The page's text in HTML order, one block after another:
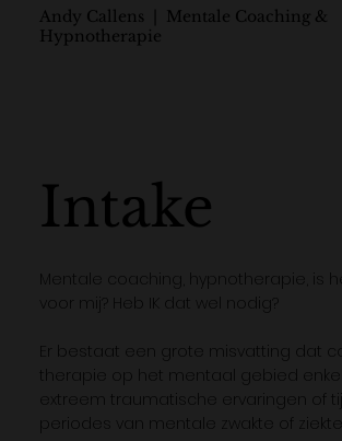
Andy Callens | Mentale Coaching &
Hypnotherapie
Intake
Mentale coaching, hypnotherapie, is
voor mij? Heb IK dat wel nodig?
Er bestaat een grote misvatting dat
therapie op het mentaal gebied
extreem traumatische ervaringen of
periodes van mentale zwakte of ziekte.